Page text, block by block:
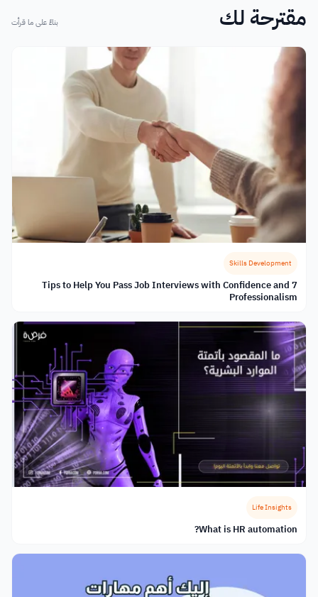
مقترحة لك بناءً على ما قرأت
Skills Development
7 Tips to Help You Pass Job Interviews with Confidence and
Professionalism
Life Insights
What is HR automation?